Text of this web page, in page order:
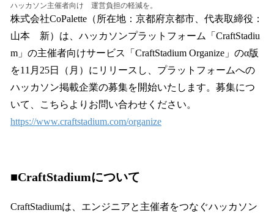
ハッカソン主催者向け 運営負担の軽減を。
株式会社CoPalette（所在地：京都府京都市、代表取締役：
山本 新）は、ハッカソンプラットフォーム「CraftStadiu
m」の主催者向けサービス「CraftStadium Organize」のα版
を11月25日（月）にリリースし、プラットフォームへの
ハッカソン掲載企業の募集を開始いたします。募集につ
いて、こちらよりお問い合わせください。
https://www.craftstadium.com/organize
■CraftStadiumについて
CraftStadiumは、エンジニアと主催者をつなぐハッカソン